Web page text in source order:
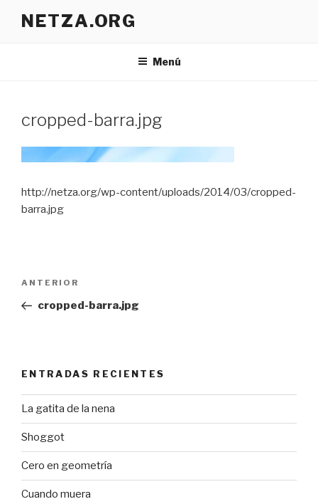
NETZA.ORG
Menú
cropped-barra.jpg
http://netza.org/wp-content/uploads/2014/03/cropped-
barra.jpg
entradas
Entrada
anterior:
ANTERIOR
cropped-barra.jpg
ENTRADAS RECIENTES
La gatita de la nena
Shoggot
Cero en geometría
Cuando muera